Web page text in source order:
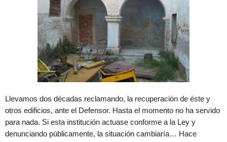
Llevamos dos décadas reclamando, la recuperación de éste y
otros edificios, ante el Defensor. Hasta el momento no ha servido
para nada. Si esta institución actuase conforme a la Ley y
denunciando públicamente, la situación cambiaría… Hace